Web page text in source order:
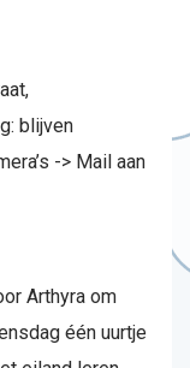
blijven
-> Mail aan
Arthyra om
één uurtje